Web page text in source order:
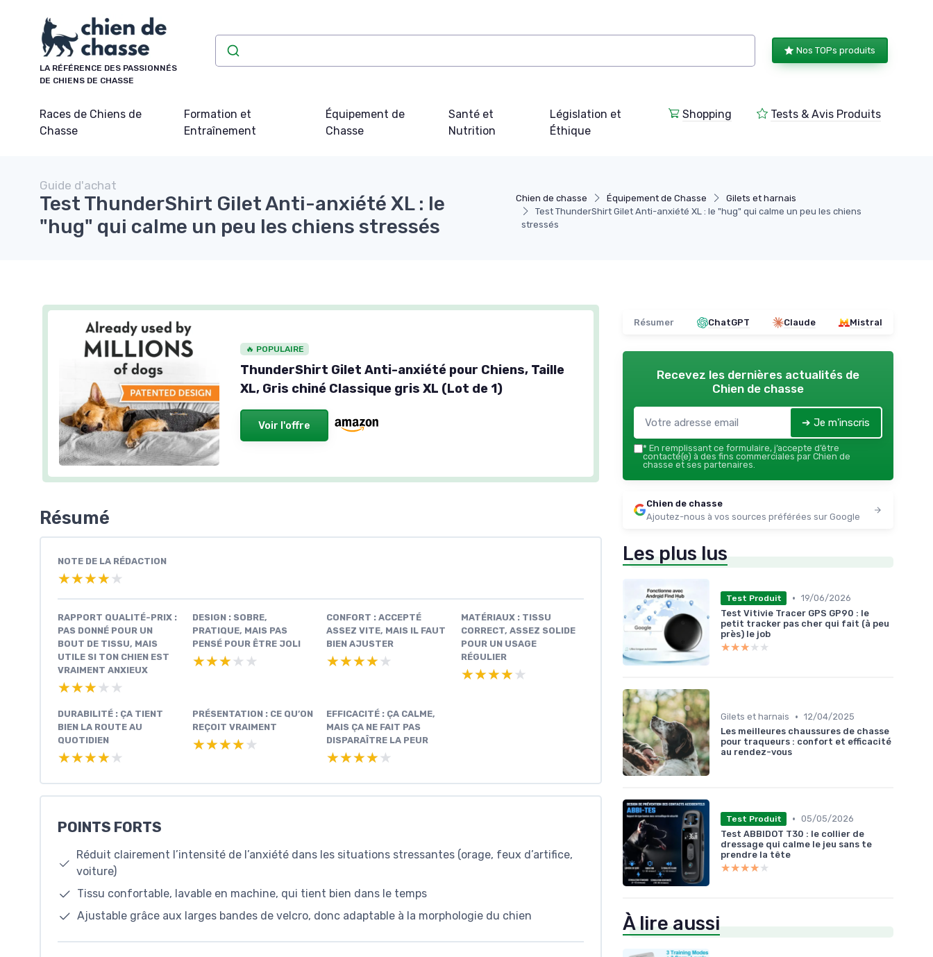
LA RÉFÉRENCE DES PASSIONNÉS
DE CHIENS DE CHASSE
Nos TOPs produits
Races de Chiens de
Chasse
Formation et
Entraînement
Équipement de
Chasse
Santé et
Nutrition
Législation et
Éthique
Shopping Tests & Avis Produits
Chien de chasse Équipement de Chasse
Gilets et harnais
Test ThunderShirt Gilet Anti-anxiété XL : le "hug" qui calme un peu les chiens
stressés
Guide d'achat
Test ThunderShirt Gilet Anti-anxiété XL : le
"hug" qui calme un peu les chiens stressés
🔥 POPULAIRE
ThunderShirt Gilet Anti-anxiété pour Chiens, Taille
XL, Gris chiné Classique gris XL (Lot de 1)
Voir l'offre
Résumé
NOTE DE LA RÉDACTION
★★★★★
★★★★★
RAPPORT QUALITÉ-PRIX :
PAS DONNÉ POUR UN
BOUT DE TISSU, MAIS
UTILE SI TON CHIEN EST
VRAIMENT ANXIEUX
★★★★★
★★★★★
DESIGN : SOBRE,
PRATIQUE, MAIS PAS
PENSÉ POUR ÊTRE JOLI
★★★★★
★★★★★
CONFORT : ACCEPTÉ
ASSEZ VITE, MAIS IL FAUT
BIEN AJUSTER
★★★★★
★★★★★
MATÉRIAUX : TISSU
CORRECT, ASSEZ SOLIDE
POUR UN USAGE
RÉGULIER
★★★★★
★★★★★
DURABILITÉ : ÇA TIENT
BIEN LA ROUTE AU
QUOTIDIEN
★★★★★
★★★★★
PRÉSENTATION : CE QU’ON
REÇOIT VRAIMENT
★★★★★
★★★★★
EFFICACITÉ : ÇA CALME,
MAIS ÇA NE FAIT PAS
DISPARAÎTRE LA PEUR
★★★★★
★★★★★
POINTS FORTS
Réduit clairement l’intensité de l’anxiété dans les situations stressantes (orage, feux d’artifice,
voiture)
Tissu confortable, lavable en machine, qui tient bien dans le temps
Ajustable grâce aux larges bandes de velcro, donc adaptable à la morphologie du chien
Résumer ChatGPT Claude Mistral
Recevez les dernières actualités de
Chien de chasse
➔ Je m'inscris
* En remplissant ce formulaire, j’accepte d’être
contacté(e) à des fins commerciales par Chien de
chasse et ses partenaires.
Chien de chasse
Ajoutez-nous à vos sources préférées sur Google
Les plus lus
Test Produit • 19/06/2026
Test Vitivie Tracer GPS GP90 : le
petit tracker pas cher qui fait (à peu
près) le job
★★★★★
★★★★★
Gilets et harnais • 12/04/2025
Les meilleures chaussures de chasse
pour traqueurs : confort et efficacité
au rendez-vous
Test Produit • 05/05/2026
Test ABBIDOT T30 : le collier de
dressage qui calme le jeu sans te
prendre la tête
★★★★★
★★★★★
À lire aussi